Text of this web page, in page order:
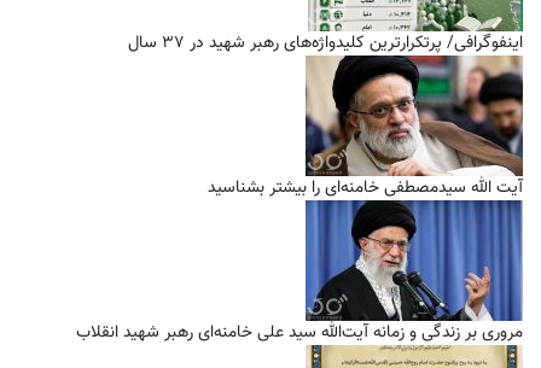
اینفوگرافی/ پرتکرارترین کلیدواژه‌های رهبر شهید در ۳۷ سال
آیت الله سیدمصطفی خامنه‌ای را بیشتر بشناسید
مروری بر زندگی و زمانه آیت‌الله سید علی خامنه‌ای رهبر شهید انقلاب